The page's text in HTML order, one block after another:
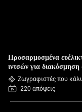
Προσαρμοσμένα
ιντσών για
Ζωγραφιστές που
220 απόψεις